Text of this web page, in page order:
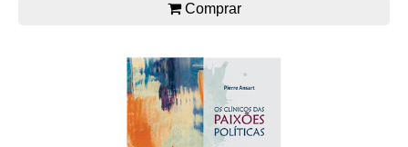
Comprar